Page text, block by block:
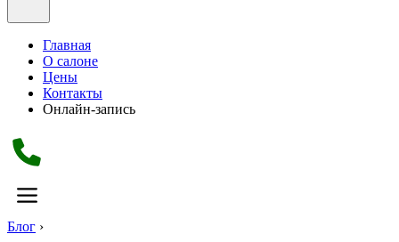
Главная
О салоне
Цены
Контакты
Онлайн-запись
Блог ›